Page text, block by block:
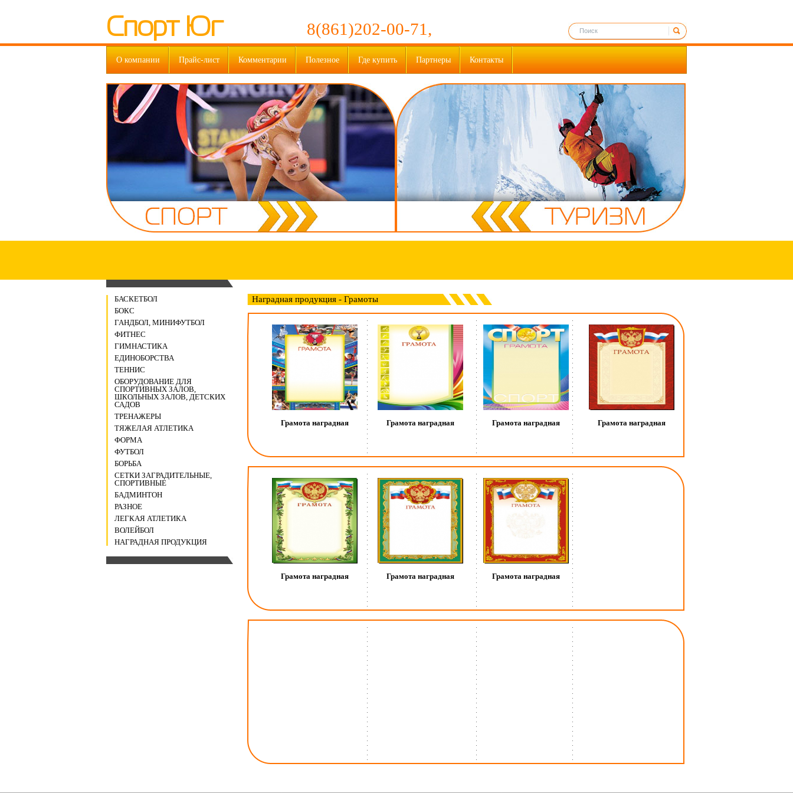
Спорт Юг 8(861)202-00-71,
О компании Прайс-лист Комментарии Полезное Где купить Партнеры Контакты
БАСКЕТБОЛ
БОКС
ГАНДБОЛ, МИНИФУТБОЛ
ФИТНЕС
ГИМНАСТИКА
ЕДИНОБОРСТВА
ТЕННИС
ОБОРУДОВАНИЕ ДЛЯ
СПОРТИВНЫХ ЗАЛОВ,
ШКОЛЬНЫХ ЗАЛОВ, ДЕТСКИХ
САДОВ
ТРЕНАЖЕРЫ
ТЯЖЕЛАЯ АТЛЕТИКА
ФОРМА
ФУТБОЛ
БОРЬБА
СЕТКИ ЗАГРАДИТЕЛЬНЫЕ,
СПОРТИВНЫЕ
БАДМИНТОН
РАЗНОЕ
ЛЕГКАЯ АТЛЕТИКА
ВОЛЕЙБОЛ
НАГРАДНАЯ ПРОДУКЦИЯ
Наградная продукция - Грамоты
Грамота наградная Грамота наградная Грамота наградная Грамота наградная
Грамота наградная Грамота наградная Грамота наградная